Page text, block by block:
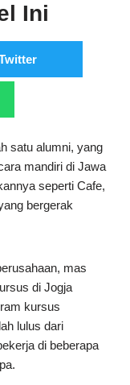
Ini
satu alumni, yang
mandiri di Jawa
seperti Cafe,
bergerak
mas
di Jogja
kursus
lulus dari
di beberapa